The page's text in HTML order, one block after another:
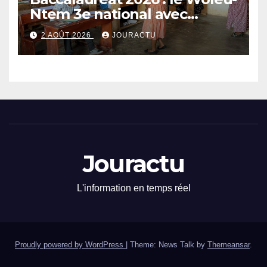
Ntem 3e national avec
89,64% de taux de réussite
2 AOÛT 2026 JOURACTU
Jouractu
L'information en temps réel
Proudly powered by WordPress Theme: News Talk by Themeansar.